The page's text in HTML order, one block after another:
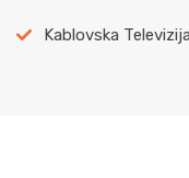
Kablovska Televizija